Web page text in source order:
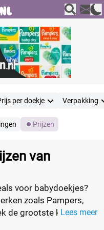
per doekje Verpakking
Prijzen
van
voor babydoekjes?
zoals Pampers,
de grootste kortingen
Koop
Lees meer